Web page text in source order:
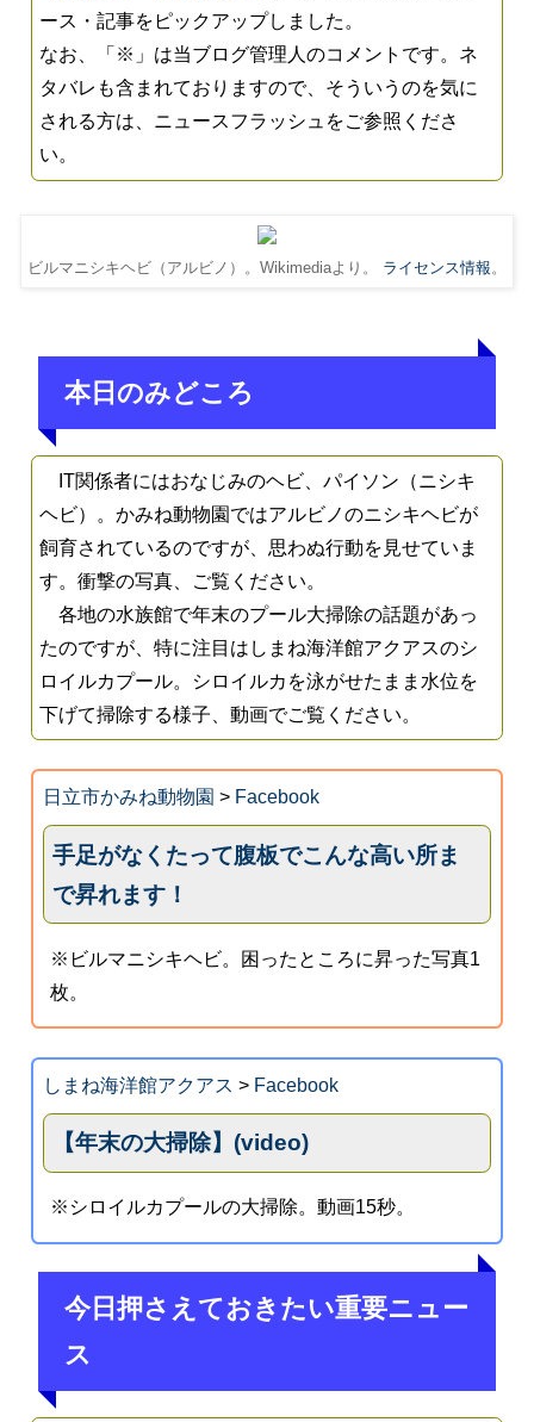
ース・記事をピックアップしました。
なお、「※」は当ブログ管理人のコメントです。ネ
タバレも含まれておりますので、そういうのを気に
される方は、ニュースフラッシュをご参照くださ
い。
ビルマニシキヘビ（アルビノ）。Wikimediaより。 ライセンス情報 。
本日のみどころ
IT関係者にはおなじみのヘビ、パイソン（ニシキ
ヘビ）。かみね動物園ではアルビノのニシキヘビが
飼育されているのですが、思わぬ行動を見せていま
す。衝撃の写真、ご覧ください。
各地の水族館で年末のプール大掃除の話題があっ
たのですが、特に注目はしまね海洋館アクアスのシ
ロイルカプール。シロイルカを泳がせたまま水位を
下げて掃除する様子、動画でご覧ください。
日立市かみね動物園 > Facebook
手足がなくたって腹板でこんな高い所ま
で昇れます！
※ビルマニシキヘビ。困ったところに昇った写真1
枚。
しまね海洋館アクアス > Facebook
【年末の大掃除】(video)
※シロイルカプールの大掃除。動画15秒。
今日押さえておきたい重要ニュー
ス